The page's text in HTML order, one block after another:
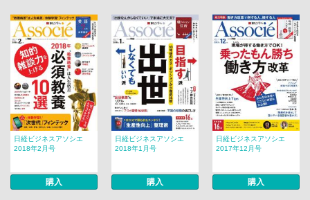
日経ビジネスアソシエ
2018年2月号
購入
日経ビジネスアソシエ
2018年1月号
購入
日経ビジネスアソシエ
2017年12月号
購入